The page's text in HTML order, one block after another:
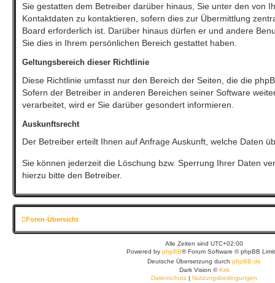
Sie gestatten dem Betreiber darüber hinaus, Sie unter den von
Kontaktdaten zu kontaktieren, sofern dies zur Übermittlung
Board erforderlich ist. Darüber hinaus dürfen er und andere
Sie dies in Ihrem persönlichen Bereich gestattet haben.
Geltungsbereich dieser Richtlinie
Diese Richtlinie umfasst nur den Bereich der Seiten, die die
Sofern der Betreiber in anderen Bereichen seiner Software
verarbeitet, wird er Sie darüber gesondert informieren.
Auskunftsrecht
Der Betreiber erteilt Ihnen auf Anfrage Auskunft, welche Daten
Sie können jederzeit die Löschung bzw. Sperrung Ihrer Daten
hierzu bitte den Betreiber.
Foren-Übersicht
Alle Zeiten sind UTC+02:00
Powered by phpBB® Forum Software © phpBB
Deutsche Übersetzung durch phpBB.de
Dark Vision ©Kirk
Datenschutz | Nutzungsbedingungen